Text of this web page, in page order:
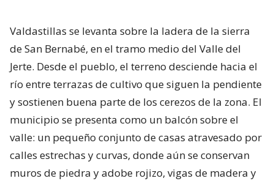
Valdastillas se levanta sobre la ladera de la sierra
de San Bernabé, en el tramo medio del Valle del
Jerte. Desde el pueblo, el terreno desciende hacia el
río entre terrazas de cultivo que siguen la pendiente
y sostienen buena parte de los cerezos de la zona. El
municipio se presenta como un balcón sobre el
valle: un pequeño conjunto de casas atravesado por
calles estrechas y curvas, donde aún se conservan
muros de piedra y adobe rojizo, vigas de madera y